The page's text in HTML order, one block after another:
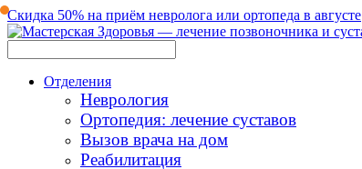
Скидка 50% на приём невролога или ортопеда в августе
Отделения
Неврология
Ортопедия: лечение суставов
Вызов врача на дом
Реабилитация